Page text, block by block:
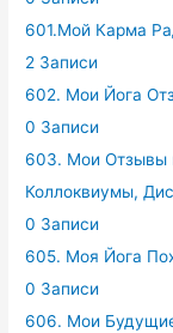
601.Мой Карма
2 Записи
602. Мои Йога
0 Записи
603. Мои Отзывы
Коллоквиумы,
0 Записи
605. Моя Йога
0 Записи
606. Мои